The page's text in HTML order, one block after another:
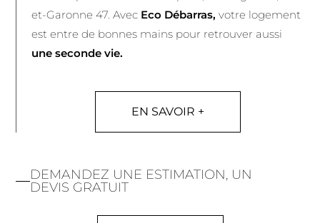
et-Garonne 47. Avec Eco Débarras, votre logement
est entre de bonnes mains pour retrouver aussi
une seconde vie.
EN SAVOIR +
DEMANDEZ UNE ESTIMATION, UN
DEVIS GRATUIT